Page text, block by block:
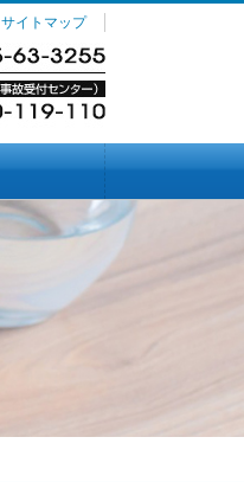
サイトマップ